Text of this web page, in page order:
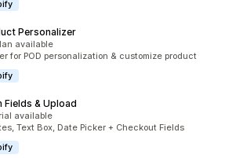
Personalizer
30
available
for POD personalization & customize product
Fields & Upload
84
available
Text Box, Date Picker + Checkout Fields